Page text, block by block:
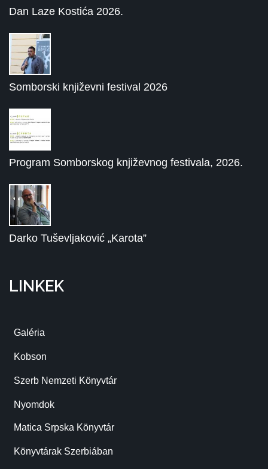
Dan Laze Kostića 2026.
Somborski književni festival 2026
Program Somborskog književnog festivala, 2026.
Darko Tuševljaković „Karota”
LINKEK
Galéria
Kobson
Szerb Nemzeti Könyvtár
Nyomdok
Matica Srpska Könyvtár
Könyvtárak Szerbiában